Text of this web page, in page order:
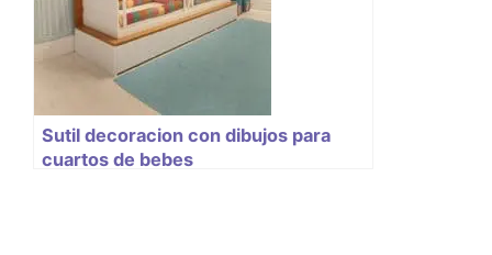
Sutil decoracion con dibujos para
cuartos de bebes